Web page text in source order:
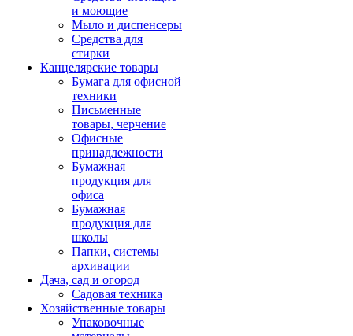
и моющие
Мыло и диспенсеры
Средства для
стирки
Канцелярские товары
Бумага для офисной
техники
Письменные
товары, черчение
Офисные
принадлежности
Бумажная
продукция для
офиса
Бумажная
продукция для
школы
Папки, системы
архивации
Дача, сад и огород
Садовая техника
Хозяйственные товары
Упаковочные